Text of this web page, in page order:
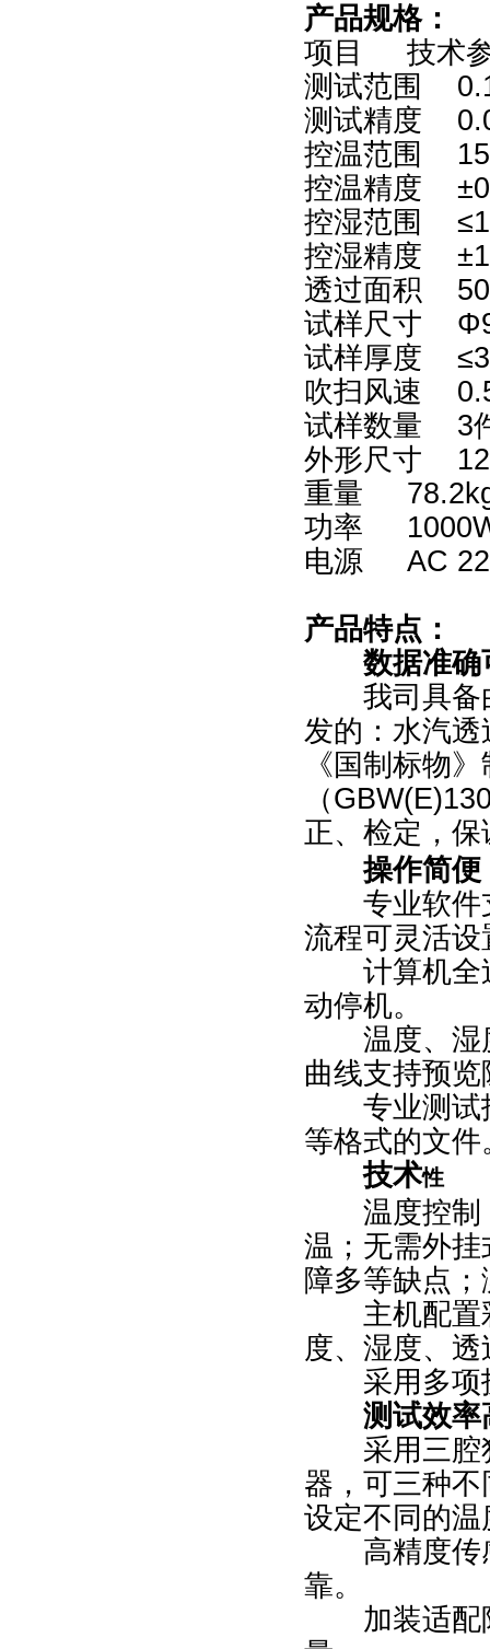
产品规格：
项目 技术
测试范围
测试精度
控温范围
控温精度
控湿范围
控湿精度
透过面积
试样尺寸
试样厚度
吹扫风速
试样数量 3
外形尺寸
重量
功率
电源 AC
产品特点：
数据准确
我司具备由
发的：水汽
《国制标物
（
正、检定，
操作简便
专业软件支
流程可灵活设
计算机全过
动停机。
温度、湿度
曲线支持预
专业测试报
等格式的文件
技术性
温度控制：
温；无需外
障多等缺点
主机配置彩
度、湿度、
采用多项技
测试效率
采用三腔独
器，可三种
设定不同的
高精度传感
靠。
加装适配附